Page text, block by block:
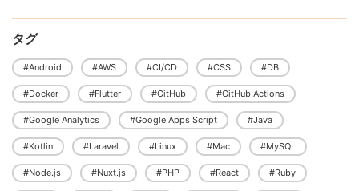
タグ
#Android #AWS #CI/CD #CSS #DB
#Docker #Flutter #GitHub #GitHub Actions
#Google Analytics #Google Apps Script #Java
#Kotlin #Laravel #Linux #Mac #MySQL
#Node.js #Nuxt.js #PHP #React #Ruby